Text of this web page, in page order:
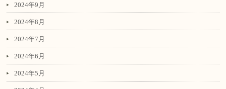
2024年9月
2024年8月
2024年7月
2024年6月
2024年5月